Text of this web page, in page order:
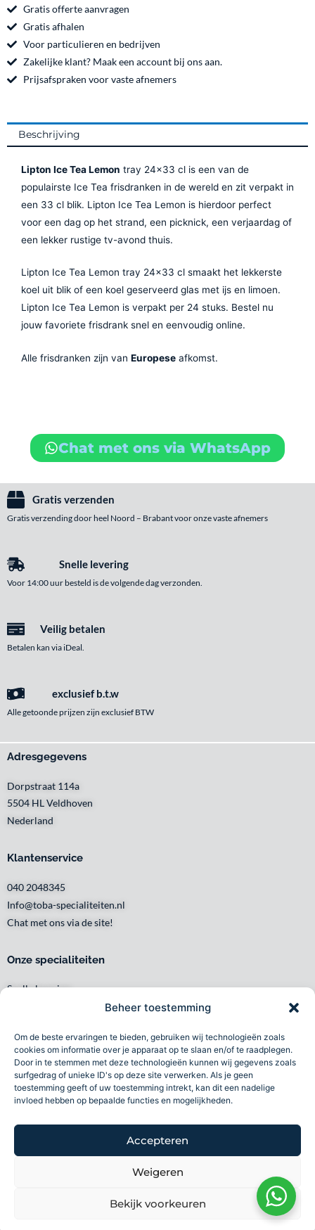
Beheer toestemming
Om de beste ervaringen te bieden, gebruiken wij technologieën zoals
cookies om informatie over je apparaat op te slaan en/of te raadplegen.
Door in te stemmen met deze technologieën kunnen wij gegevens zoals
surfgedrag of unieke ID's op deze site verwerken. Als je geen
toestemming geeft of uw toestemming intrekt, kan dit een nadelige
invloed hebben op bepaalde functies en mogelijkheden.
Accepteren
Weigeren
Bekijk voorkeuren
e
b
o
o
k
t
a
g
r
a
Gratis offerte aanvragen
Gratis afhalen
Voor particulieren en bedrijven
Zakelijke klant? Maak een account bij ons aan.
Prijsafspraken voor vaste afnemers
Beschrijving
Lipton Ice Tea Lemon tray 24×33 cl is een van de
populairste Ice Tea frisdranken in de wereld en zit verpakt in
een 33 cl blik. Lipton Ice Tea Lemon is hierdoor perfect
voor een dag op het strand, een picknick, een verjaardag of
een lekker rustige tv-avond thuis.
Lipton Ice Tea Lemon tray 24×33 cl smaakt het lekkerste
koel uit blik of een koel geserveerd glas met ijs en limoen.
Lipton Ice Tea Lemon is verpakt per 24 stuks. Bestel nu
jouw favoriete frisdrank snel en eenvoudig online.
Alle frisdranken zijn van Europese afkomst.
Chat met ons via WhatsApp
Gratis verzenden
Gratis verzending door heel Noord – Brabant voor onze vaste afnemers
Snelle levering
Voor 14:00 uur besteld is de volgende dag verzonden.
Veilig betalen
Betalen kan via iDeal.
exclusief b.t.w
Alle getoonde prijzen zijn exclusief BTW
Adresgegevens
Dorpstraat 114a
5504 HL Veldhoven
Nederland
Klantenservice
040 2048345
Info@toba-specialiteiten.nl
Chat met ons via de site!
Onze specialiteiten
Snelle levering
Waar en wanneer u het wilt
Persoonlijk en lokaal
Duurzaam
Betrouwbaar
Volg ons
a
n
i
Wij accepteren